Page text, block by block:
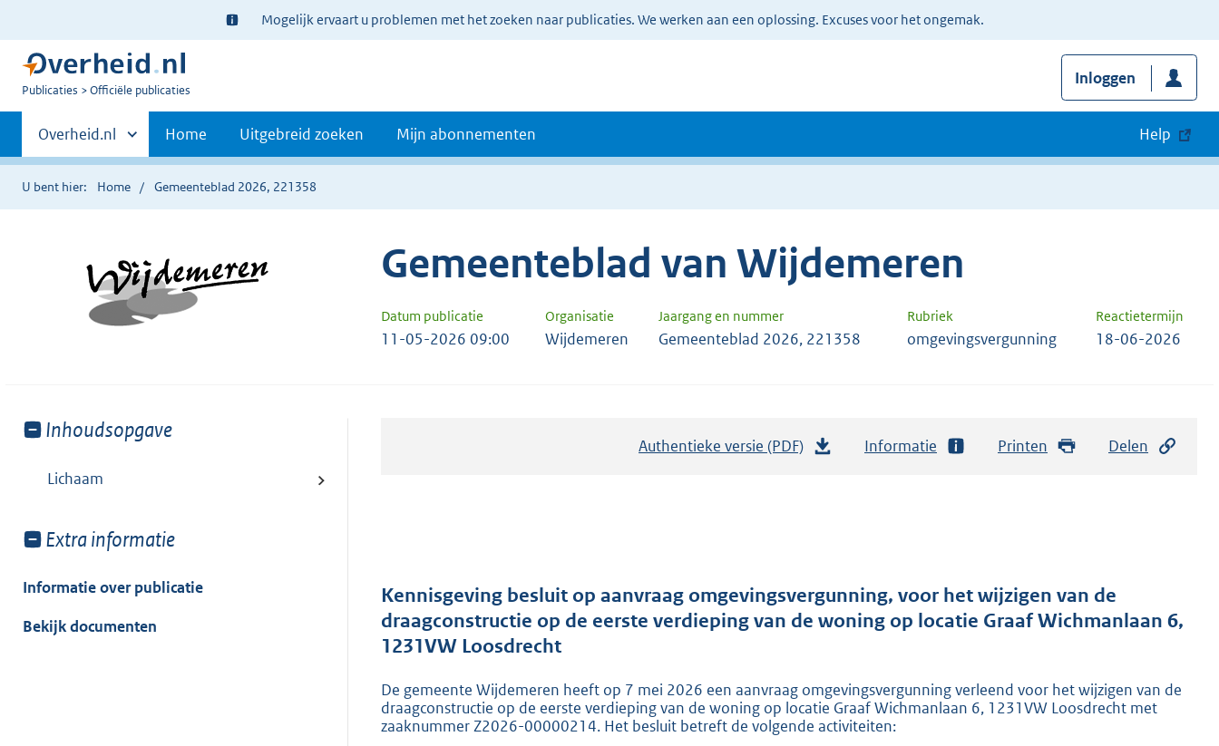
Ter
informatie:
Mogelijk ervaart u problemen met het zoeken naar publicaties. We werken aan een oplossing. Excuses voor het ongemak.
U
Publicaties Officiële publicaties
Inloggen
Primaire
navigatie
Andere
sites
binnen
Overheid.nl Home Uitgebreid zoeken Mijn abonnementen Help
U bent hier: Home Gemeenteblad 2026, 221358
Gemeenteblad van Wijdemeren
Datum publicatie Organisatie Jaargang en nummer Rubriek Reactietermijn
11-05-2026 09:00 Wijdemeren Gemeenteblad 2026, 221358 omgevingsvergunning 18-06-2026
Toon
van:
Inhoudsopgave
Lichaam
Toon
van:
Extra informatie
Informatie over publicatie
Bekijk documenten
Authentieke versie (PDF)
d
s
o
o
Informatie Printen Delen
Kennisgeving besluit op aanvraag omgevingsvergunning, voor het wijzigen van de
draagconstructie op de eerste verdieping van de woning op locatie Graaf Wichmanlaan 6,
1231VW Loosdrecht
De gemeente Wijdemeren heeft op 7 mei 2026 een aanvraag omgevingsvergunning verleend voor het wijzigen van de
draagconstructie op de eerste verdieping van de woning op locatie Graaf Wichmanlaan 6, 1231VW Loosdrecht met
zaaknummer Z2026-00000214. Het besluit betreft de volgende activiteiten: